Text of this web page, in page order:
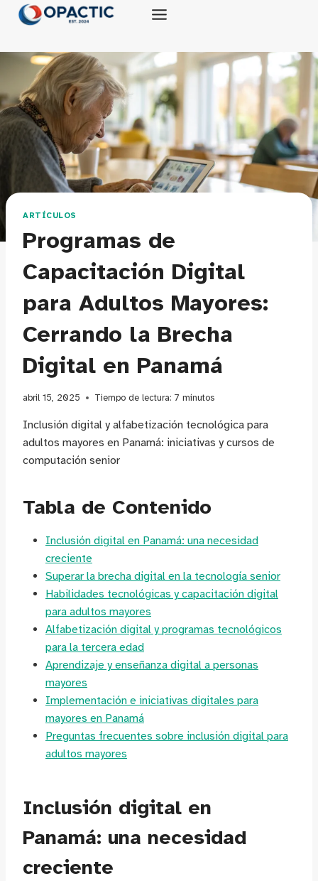
Saltar
ARTÍCULOS
Programas de
Capacitación Digital
para Adultos Mayores:
Cerrando la Brecha
Digital en Panamá
abril 15, 2025 Tiempo de lectura: 7 minutos
Inclusión digital y alfabetización tecnológica para
adultos mayores en Panamá: iniciativas y cursos de
computación senior
Tabla de Contenido
Inclusión digital en Panamá: una necesidad
creciente
Superar la brecha digital en la tecnología senior
Habilidades tecnológicas y capacitación digital
para adultos mayores
Alfabetización digital y programas tecnológicos
para la tercera edad
Aprendizaje y enseñanza digital a personas
mayores
Implementación e iniciativas digitales para
mayores en Panamá
Preguntas frecuentes sobre inclusión digital para
adultos mayores
Inclusión digital en
Panamá: una necesidad
creciente